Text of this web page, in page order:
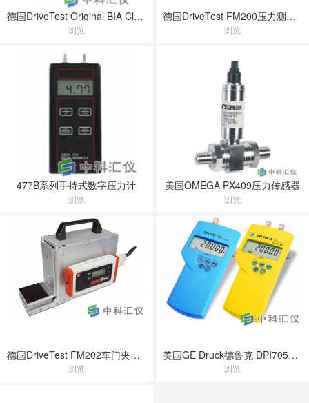
德国DriveTest Original BIA Class 2 公交车门夹力测量系统
浏览
德国DriveTest FM200压力测量仪
浏览
477B系列手持式数字压力计
浏览
美国OMEGA PX409压力传感器
浏览
德国DriveTest FM202车门夹紧压力测量仪
浏览
美国GE Druck德鲁克 DPI705手持式压力指示仪
浏览